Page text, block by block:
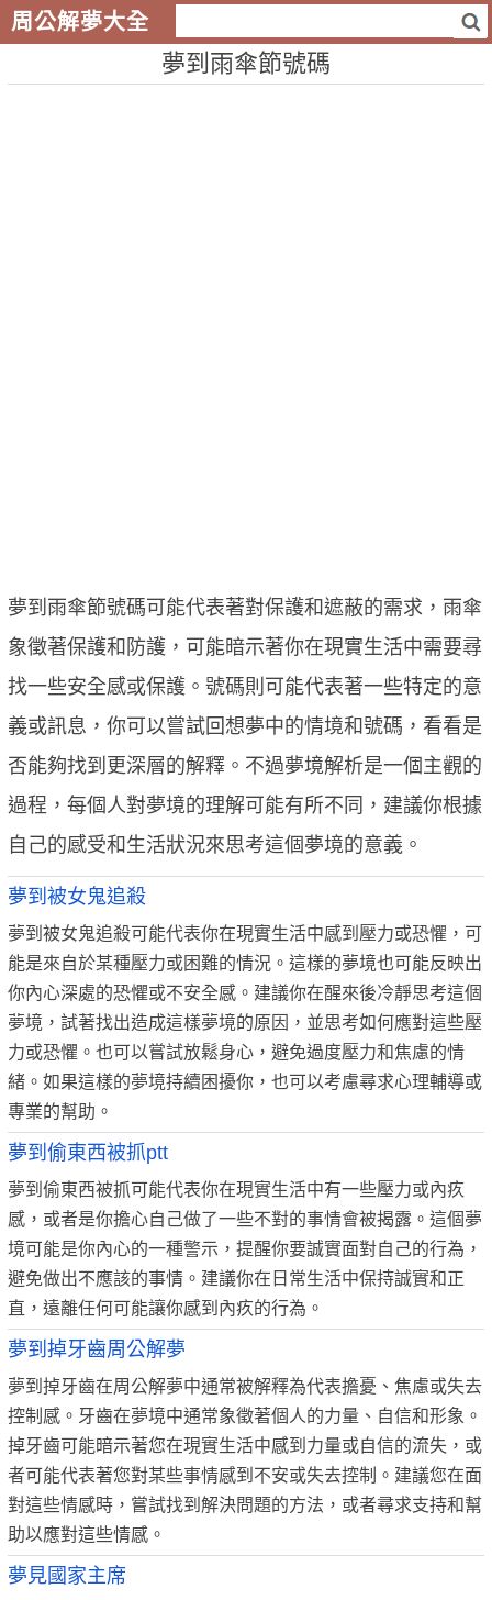
周公解夢大全
夢到雨傘節號碼
夢到雨傘節號碼可能代表著對保護和遮蔽的需求，雨傘
象徵著保護和防護，可能暗示著你在現實生活中需要尋
找一些安全感或保護。號碼則可能代表著一些特定的意
義或訊息，你可以嘗試回想夢中的情境和號碼，看看是
否能夠找到更深層的解釋。不過夢境解析是一個主觀的
過程，每個人對夢境的理解可能有所不同，建議你根據
自己的感受和生活狀況來思考這個夢境的意義。
夢到被女鬼追殺
夢到被女鬼追殺可能代表你在現實生活中感到壓力或恐懼，可
能是來自於某種壓力或困難的情況。這樣的夢境也可能反映出
你內心深處的恐懼或不安全感。建議你在醒來後冷靜思考這個
夢境，試著找出造成這樣夢境的原因，並思考如何應對這些壓
力或恐懼。也可以嘗試放鬆身心，避免過度壓力和焦慮的情
緒。如果這樣的夢境持續困擾你，也可以考慮尋求心理輔導或
專業的幫助。
夢到偷東西被抓ptt
夢到偷東西被抓可能代表你在現實生活中有一些壓力或內疚
感，或者是你擔心自己做了一些不對的事情會被揭露。這個夢
境可能是你內心的一種警示，提醒你要誠實面對自己的行為，
避免做出不應該的事情。建議你在日常生活中保持誠實和正
直，遠離任何可能讓你感到內疚的行為。
夢到掉牙齒周公解夢
夢到掉牙齒在周公解夢中通常被解釋為代表擔憂、焦慮或失去
控制感。牙齒在夢境中通常象徵著個人的力量、自信和形象。
掉牙齒可能暗示著您在現實生活中感到力量或自信的流失，或
者可能代表著您對某些事情感到不安或失去控制。建議您在面
對這些情感時，嘗試找到解決問題的方法，或者尋求支持和幫
助以應對這些情感。
夢見國家主席